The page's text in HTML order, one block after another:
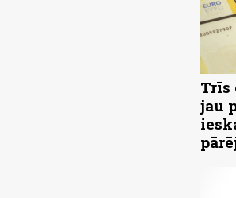
Trīs
jau